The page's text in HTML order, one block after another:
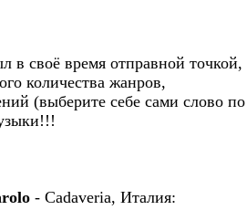
в своё время отправной точкой,
количества жанров,
(выберите себе сами слово по
- Cadaveria, Италия: